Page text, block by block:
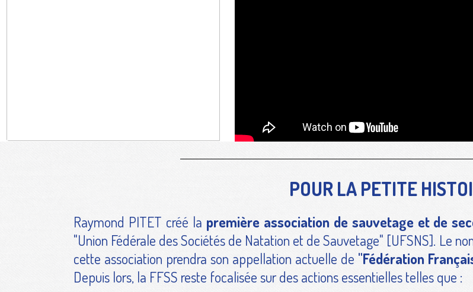
POUR LA PETITE
Raymond PITET créé la première association de sauvetage et de
"Union Fédérale des Sociétés de Natation et de Sauvetage" [UFSNS]. Le
cette association prendra son appellation actuelle de "Fédération
Depuis lors, la FFSS reste focalisée sur des actions essentielles telles que :